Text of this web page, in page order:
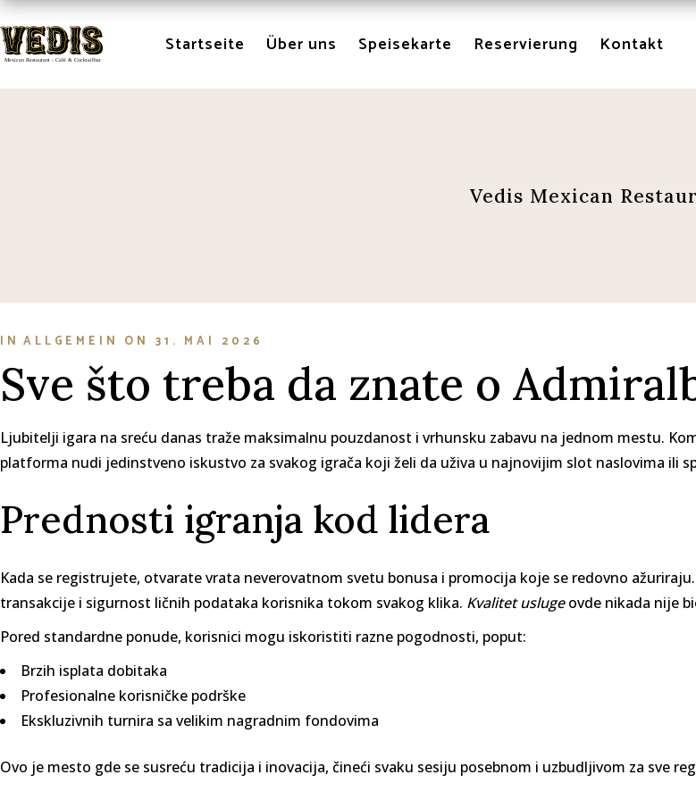
Skip
the
content Startseite Über uns Speisekarte Reservierung Kontakt
Vedis Mexican
IN ALLGEMEIN ON 31. MAI 2026
Sve što treba da znate o
Ljubitelji igara na sreću danas traže maksimalnu pouzdanost i vrhunsku zabavu na jednom mestu.
platforma nudi jedinstveno iskustvo za svakog igrača koji želi da uživa u najnovijim slot naslovima ili
Prednosti igranja kod lidera
Kada se registrujete, otvarate vrata neverovatnom svetu bonusa i promocija koje se redovno
transakcije i sigurnost ličnih podataka korisnika tokom svakog klika. Kvalitet uslugeovde nikada nije
Pored standardne ponude, korisnici mogu iskoristiti razne pogodnosti, poput:
Brzih isplata dobitaka
Profesionalne korisničke podrške
Ekskluzivnih turnira sa velikim nagradnim fondovima
Ovo je mesto gde se susreću tradicija i inovacija, čineći svaku sesiju posebnom i uzbudljivom za sve